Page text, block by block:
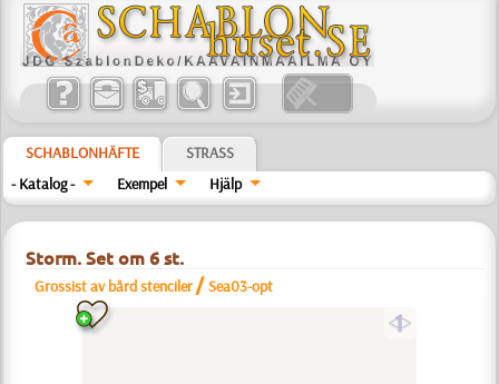
SCHABLONHÄFTE
STRASS
- Katalog -
Exempel Hjälp
Storm. Set om 6 st.
Grossist av bård stenciler /Sea03-opt
a